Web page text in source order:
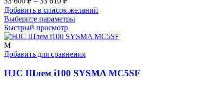
цен:
33
600 ₽
–
610 ₽
Добавить в список желаний
Выберите параметрыЭтот
имеет
вариаций.
можно
выбрать
Быстрый просмотр
M
Добавить для сравнения
HJC Шлем i100 SYSMA MC5SF